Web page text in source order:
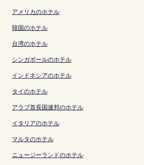
アメリカのホテル
韓国のホテル
台湾のホテル
シンガポールのホテル
インドネシアのホテル
タイのホテル
アラブ首長国連邦のホテル
イタリアのホテル
マルタのホテル
ニュージーランドのホテル